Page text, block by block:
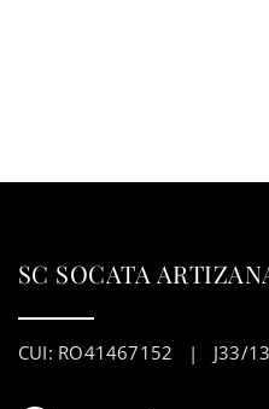
SC SOCATA
CUI: RO41467152 | J33/